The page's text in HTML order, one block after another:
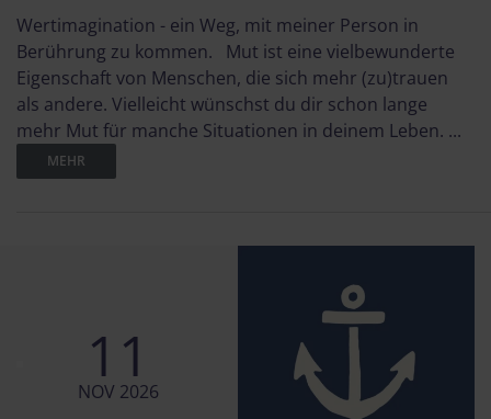
Wertimagination - ein Weg, mit meiner Person in
Berührung zu kommen. Mut ist eine vielbewunderte
Eigenschaft von Menschen, die sich mehr (zu)trauen
als andere. Vielleicht wünschst du dir schon lange
mehr Mut für manche Situationen in deinem Leben. ...
MEHR
11
NOV 2026